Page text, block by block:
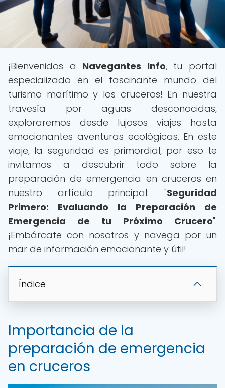
¡Bienvenidos a Navegantes Info, tu portal
especializado en el fascinante mundo del
turismo marítimo y los cruceros! En nuestra
travesía por aguas desconocidas,
exploraremos desde lujosos viajes hasta
emocionantes aventuras ecológicas. En este
viaje, la seguridad es primordial, por eso te
invitamos a descubrir todo sobre la
preparación de emergencia en cruceros en
nuestro artículo principal: "Seguridad
Primero: Evaluando la Preparación de
Emergencia de tu Próximo Crucero".
¡Embárcate con nosotros y navega por un
mar de información emocionante y útil!
Índice
Importancia de la
preparación de emergencia
en cruceros